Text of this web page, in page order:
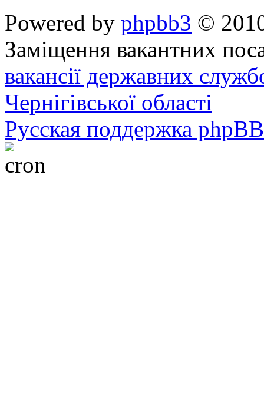
Powered by phpbb3 ©
Заміщення вакантних
вакансії державних
Чернігівської області
Русская поддержка phpBB